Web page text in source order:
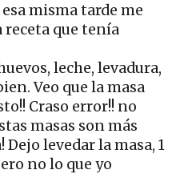
misma tarde me
receta que tenía
leche, levadura,
Veo que la masa
Craso error!! no
masas son más
levedar la masa, 1
no lo que yo